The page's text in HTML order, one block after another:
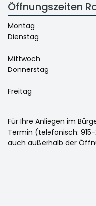
Öffnungszeiten
Montag
Dienstag
Mittwoch
Donnerstag
Freitag
Für Ihre Anliegen im
Termin (telefonisch:
auch außerhalb der